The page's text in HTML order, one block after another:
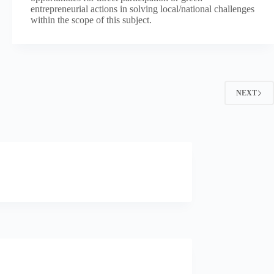
entrepreneurial actions in solving local/national challenges
within the scope of this subject.
NEXT